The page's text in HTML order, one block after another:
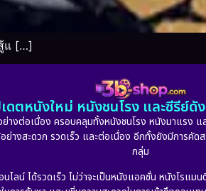
แ […]
ดตหนังใหม่ หนังชนโรง และซีรีย์
งต่อเนื่อง ครอบคลุมทั้งหนังชนโรง หนังมาแรง
ย่างสะดวก รวดเร็ว และต่อเนื่อง อีกทั้งยังมีกา
กลุ่ม
ไลน์ ได้รวดเร็ว ไม่ว่าจะเป็นหนังแอคชั่น หนังโ